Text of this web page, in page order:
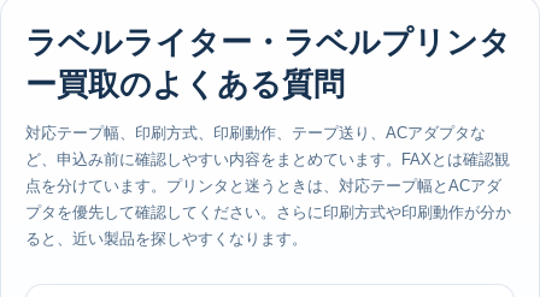
ラベルライター・ラベルプリンタ
ー買取のよくある質問
対応テープ幅、印刷方式、印刷動作、テープ送り、ACアダプタな
ど、申込み前に確認しやすい内容をまとめています。FAXとは確認観
点を分けています。プリンタと迷うときは、対応テープ幅とACアダ
プタを優先して確認してください。さらに印刷方式や印刷動作が分か
ると、近い製品を探しやすくなります。